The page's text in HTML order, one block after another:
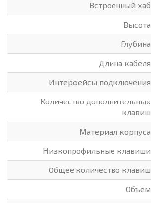
Встроенный хаб
Высота
Глубина
Длина кабеля
Интерфейсы подключения
Количество дополнительных
клавиш
Материал корпуса
Низкопрофильные клавиши
Общее количество клавиш
Объем